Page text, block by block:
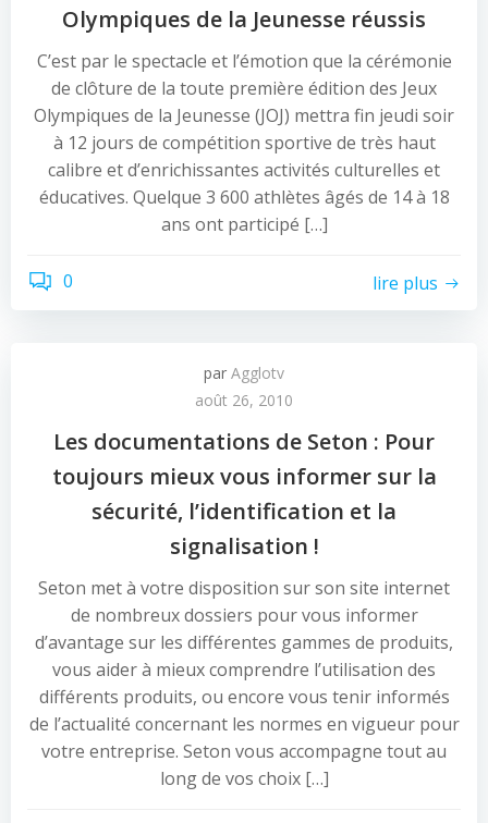
Olympiques de la Jeunesse réussis
C’est par le spectacle et l’émotion que la cérémonie
de clôture de la toute première édition des Jeux
Olympiques de la Jeunesse (JOJ) mettra fin jeudi soir
à 12 jours de compétition sportive de très haut
calibre et d’enrichissantes activités culturelles et
éducatives. Quelque 3 600 athlètes âgés de 14 à 18
ans ont participé […]
0 lire plus
par Agglotv
août 26, 2010
Les documentations de Seton : Pour
toujours mieux vous informer sur la
sécurité, l’identification et la
signalisation !
Seton met à votre disposition sur son site internet
de nombreux dossiers pour vous informer
d’avantage sur les différentes gammes de produits,
vous aider à mieux comprendre l’utilisation des
différents produits, ou encore vous tenir informés
de l’actualité concernant les normes en vigueur pour
votre entreprise. Seton vous accompagne tout au
long de vos choix […]